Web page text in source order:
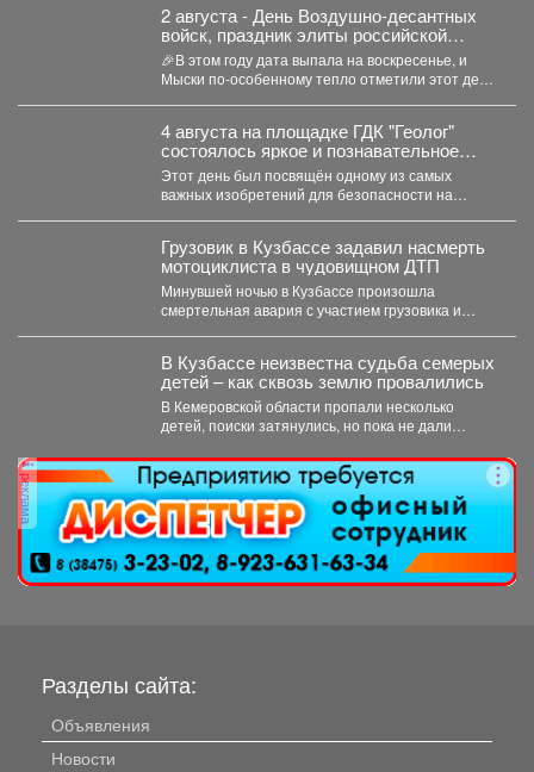
2 августа - День Воздушно‑десантных
войск, праздник элиты российской
армии
🎉В этом году дата выпала на воскресенье, и
Мыски по‑особенному тепло отметили этот день!
4 августа на площадке ГДК "Геолог"
состоялось яркое и познавательное
мероприятие - "День Светофора".
Этот день был посвящён одному из самых
важных изобретений для безопасности на
Грузовик в Кузбассе задавил насмерть
мотоциклиста в чудовищном ДТП
Минувшей ночью в Кузбассе произошла
смертельная авария с участием грузовика и
В Кузбассе неизвестна судьба семерых
детей – как сквозь землю провалились
В Кемеровской области пропали несколько
детей, поиски затянулись, но пока не дали
реклама
Разделы сайта:
Объявления
Новости